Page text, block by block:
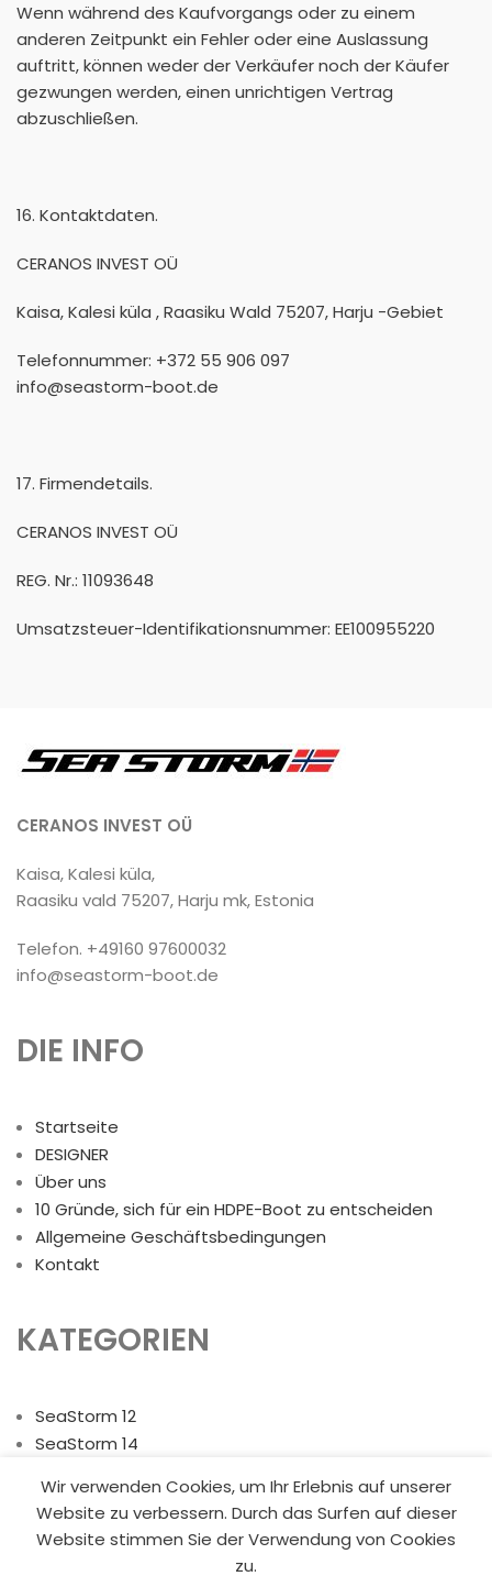
Wenn während des Kaufvorgangs oder zu einem
anderen Zeitpunkt ein Fehler oder eine Auslassung
auftritt, können weder der Verkäufer noch der Käufer
gezwungen werden, einen unrichtigen Vertrag
abzuschließen.
16. Kontaktdaten.
CERANOS INVEST OÜ
Kaisa, Kalesi küla , Raasiku Wald 75207, Harju -Gebiet
Telefonnummer: +372 55 906 097
info@seastorm-boot.de
17. Firmendetails.
CERANOS INVEST OÜ
REG. Nr.: 11093648
Umsatzsteuer-Identifikationsnummer: EE100955220
CERANOS INVEST OÜ
Kaisa, Kalesi küla,
Raasiku vald 75207, Harju mk, Estonia
Telefon. +49160 97600032
info@seastorm-boot.de
DIE INFO
Startseite
DESIGNER
Über uns
10 Gründe, sich für ein HDPE-Boot zu entscheiden
Allgemeine Geschäftsbedingungen
Kontakt
KATEGORIEN
SeaStorm 12
SeaStorm 14
Motoren
Trailer
Wir verwenden Cookies, um Ihr Erlebnis auf unserer
Website zu verbessern. Durch das Surfen auf dieser
Website stimmen Sie der Verwendung von Cookies
zu.